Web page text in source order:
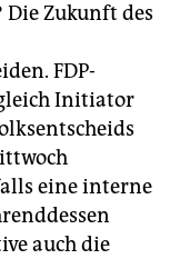
Die Zukunft des
FDP-
Initiator
eine interne
auch die